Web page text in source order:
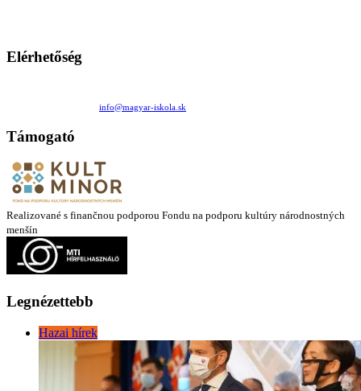
Elérhetőség
info@magyar-iskola.sk
Támogató
Realizované s finančnou podporou Fondu na podporu kultúry národnostných
menšín
Legnézettebb
Hazai hírek